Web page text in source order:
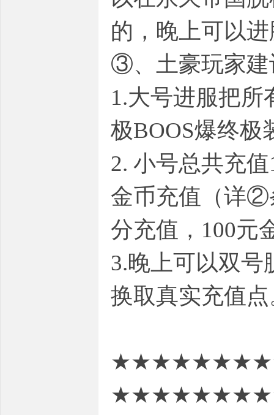
的，晚上可以
③、土豪玩家建
1.大号进服把
极BOOS爆终极
2. 小号总共充
金币充值（详②
分充值，100元
3.晚上可以双号
换取真实充值